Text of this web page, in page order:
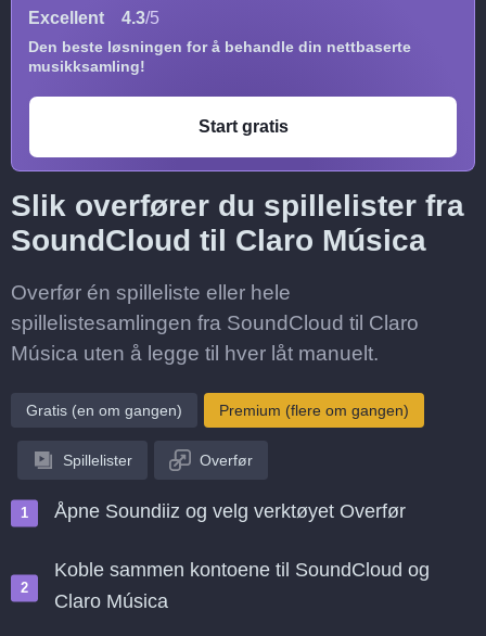
Excellent 4.3/5
Den beste løsningen for å behandle din nettbaserte
musikksamling!
Start gratis
Slik overfører du spillelister fra
SoundCloud til Claro Música
Overfør én spilleliste eller hele
spillelistesamlingen fra SoundCloud til Claro
Música uten å legge til hver låt manuelt.
Gratis (en om gangen) Premium (flere om gangen)
Spillelister Overfør
Åpne Soundiiz og velg verktøyet Overfør
Koble sammen kontoene til SoundCloud og
Claro Música